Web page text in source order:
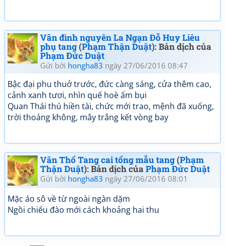
Vãn đình nguyên La Ngạn Đỗ Huy Liêu
phụ tang(Phạm Thận Duật): Bản dịch của
Phạm Đức Duật
Gửi bởi hongha83 ngày 27/06/2016 08:47
Bậc đại phu thuở trước, đức càng sáng, cửa thêm cao,
cảnh xanh tươi, nhìn quế hoè ấm bụi
Quan Thái thú hiền tài, chức mới trao, mệnh đã xuống,
trời thoáng không, mây trắng kết vòng bay
Vãn Thổ Tang cai tổng mẫu tang(Phạm
Thận Duật): Bản dịch củaPhạm Đức Duật
Gửi bởi hongha83 ngày 27/06/2016 08:01
Mặc áo sô về từ ngoài ngàn dặm
Ngồi chiếu đào mới cách khoảng hai thu